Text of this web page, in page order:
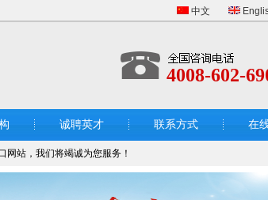
中文
4008-602-
诚聘英才 联系方式 在
网站，我们将竭诚为您服务！